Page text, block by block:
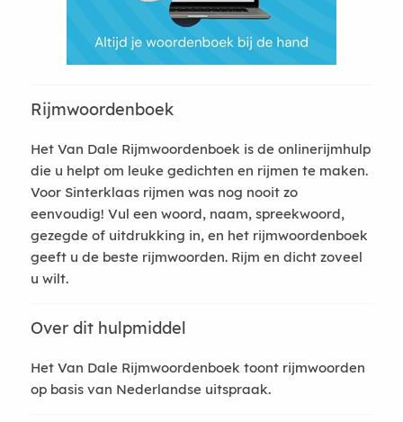
Rijmwoordenboek
Het Van Dale Rijmwoordenboek is de onlinerijmhulp
die u helpt om leuke gedichten en rijmen te maken.
Voor Sinterklaas rijmen was nog nooit zo
eenvoudig! Vul een woord, naam, spreekwoord,
gezegde of uitdrukking in, en het rijmwoordenboek
geeft u de beste rijmwoorden. Rijm en dicht zoveel
u wilt.
Over dit hulpmiddel
Het Van Dale Rijmwoordenboek toont rijmwoorden
op basis van Nederlandse uitspraak.